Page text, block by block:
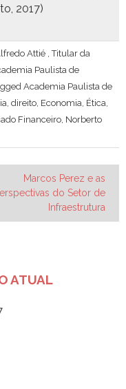
2017)
Attié , Titular da
Paulista de
Academia Paulista de
direito Economia Ética
Financeiro Norberto
Marcos Perez e as
do Setor de
Infraestrutura
ATUAL